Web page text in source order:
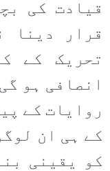
قیادت کی
قرار دینا
تحریک کے
انصافی ہو
روایات کے
کے ہی ان
کو یقینی